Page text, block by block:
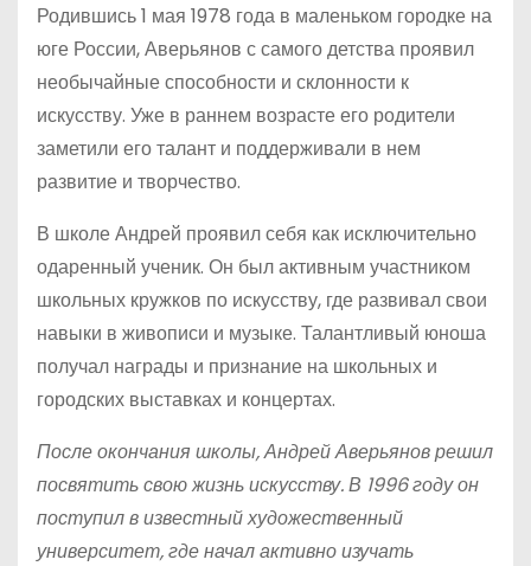
Родившись 1 мая 1978 года в маленьком городке на
юге России, Аверьянов с самого детства проявил
необычайные способности и склонности к
искусству. Уже в раннем возрасте его родители
заметили его талант и поддерживали в нем
развитие и творчество.
В школе Андрей проявил себя как исключительно
одаренный ученик. Он был активным участником
школьных кружков по искусству, где развивал свои
навыки в живописи и музыке. Талантливый юноша
получал награды и признание на школьных и
городских выставках и концертах.
После окончания школы, Андрей Аверьянов решил
посвятить свою жизнь искусству. В 1996 году он
поступил в известный художественный
университет, где начал активно изучать